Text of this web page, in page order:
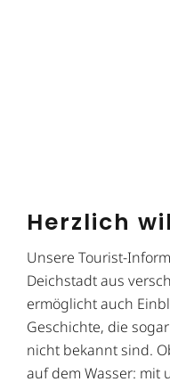
Herzlich
Unsere Tourist-
Deichstadt aus
ermöglicht auch
Geschichte, die
nicht bekannt sind.
auf dem Wasser: mit